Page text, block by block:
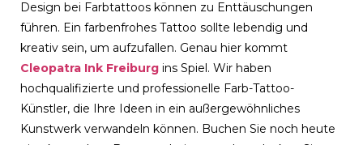
Design bei Farbtattoos können zu Enttäuschungen
führen. Ein farbenfrohes Tattoo sollte lebendig und
kreativ sein, um aufzufallen. Genau hier kommt
Cleopatra Ink Freiburg ins Spiel. Wir haben
hochqualifizierte und professionelle Farb-Tattoo-
Künstler, die Ihre Ideen in ein außergewöhnliches
Kunstwerk verwandeln können. Buchen Sie noch heute